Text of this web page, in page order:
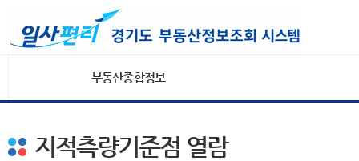
부동산종합정보
지적측량기준점 열람